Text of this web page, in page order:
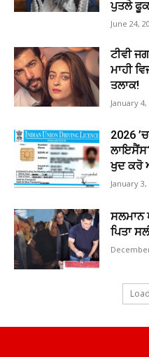
ਪੁਤਲੇ
June 24,
ਟੀਵੀ
ਮਾਹੀ
ਤਲਾਕ!
January 4,
2026
ਖੁਦ ਕਰੋ
January 3,
ਸਲਮਾਨ
ਪਿਤਾ